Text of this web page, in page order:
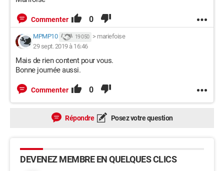
Commenter 0
MPMP10 19 050 > mariefoise
29 sept. 2019 à 16:46
Mais de rien content pour vous.
Bonne journée aussi.
Commenter 0
Répondre Posez votre question
DEVENEZ MEMBRE EN QUELQUES CLICS